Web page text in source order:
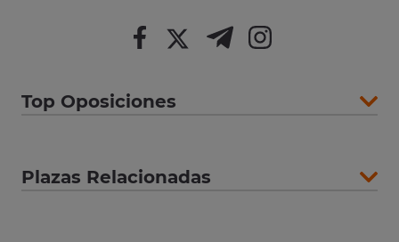
Top Oposiciones
Plazas Relacionadas